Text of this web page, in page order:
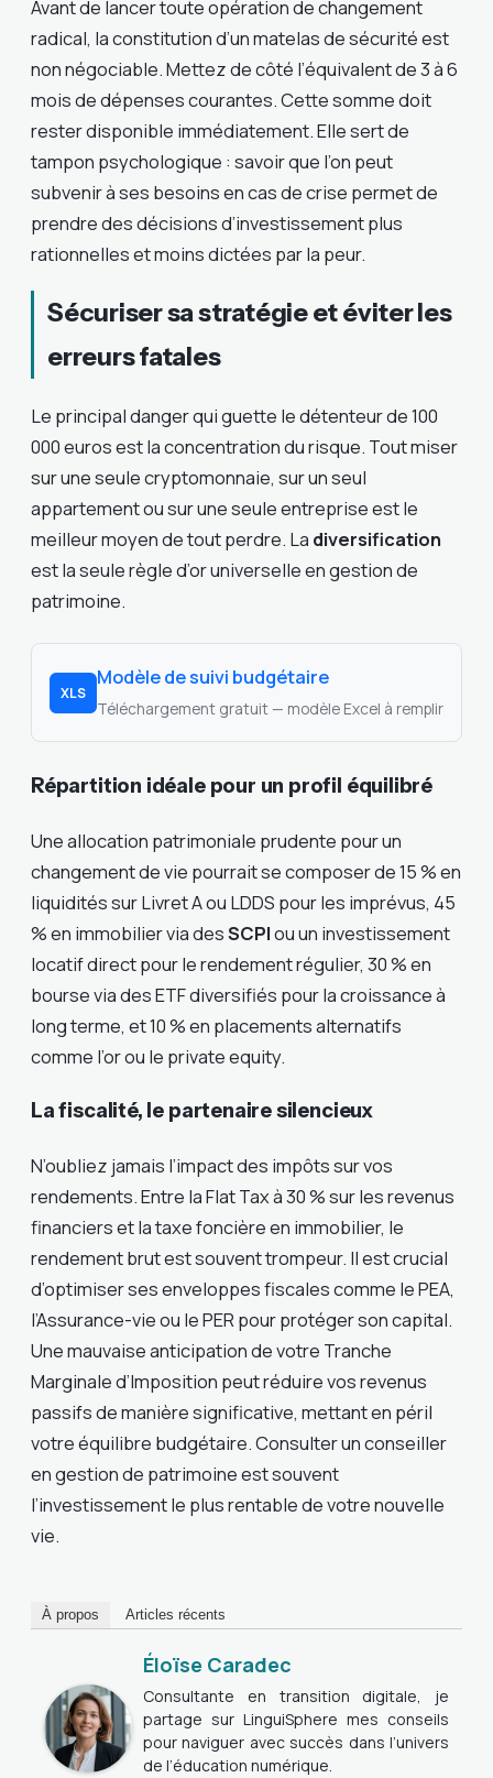
Avant de lancer toute opération de changement
radical, la constitution d’un matelas de sécurité est
non négociable. Mettez de côté l’équivalent de 3 à 6
mois de dépenses courantes. Cette somme doit
rester disponible immédiatement. Elle sert de
tampon psychologique : savoir que l’on peut
subvenir à ses besoins en cas de crise permet de
prendre des décisions d’investissement plus
rationnelles et moins dictées par la peur.
Sécuriser sa stratégie et éviter les
erreurs fatales
Le principal danger qui guette le détenteur de 100
000 euros est la concentration du risque. Tout miser
sur une seule cryptomonnaie, sur un seul
appartement ou sur une seule entreprise est le
meilleur moyen de tout perdre. La diversification
est la seule règle d’or universelle en gestion de
patrimoine.
XLS
Modèle de suivi budgétaire
Téléchargement gratuit — modèle Excel à remplir
Répartition idéale pour un profil équilibré
Une allocation patrimoniale prudente pour un
changement de vie pourrait se composer de 15 % en
liquidités sur Livret A ou LDDS pour les imprévus, 45
% en immobilier via desSCPIou un investissement
locatif direct pour le rendement régulier, 30 % en
bourse via des ETF diversifiés pour la croissance à
long terme, et 10 % en placements alternatifs
comme l’or ou le private equity.
La fiscalité, le partenaire silencieux
N’oubliez jamais l’impact des impôts sur vos
rendements. Entre la Flat Tax à 30 % sur les revenus
financiers et la taxe foncière en immobilier, le
rendement brut est souvent trompeur. Il est crucial
d’optimiser ses enveloppes fiscales comme le PEA,
l’Assurance-vie ou le PER pour protéger son capital.
Une mauvaise anticipation de votre Tranche
Marginale d’Imposition peut réduire vos revenus
passifs de manière significative, mettant en péril
votre équilibre budgétaire. Consulter un conseiller
en gestion de patrimoine est souvent
l’investissement le plus rentable de votre nouvelle
vie.
À propos Articles récents
Éloïse Caradec
Consultante en transition digitale, je
partage sur LinguiSphere mes conseils
pour naviguer avec succès dans l’univers
de l’éducation numérique.